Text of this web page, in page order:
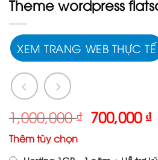
Theme wordpress
XEM TRANG WEB THỰC TẾ
1,000,000₫ Giá
gốc
700,000₫
Thêm tùy chọn